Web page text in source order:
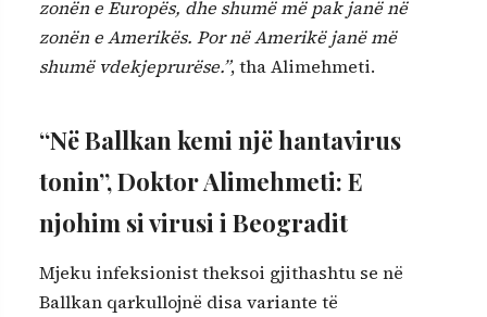
zonën e Europës, dhe shumë më pak janë në
zonën e Amerikës. Por në Amerikë janë më
shumë vdekjeprurëse.”, tha Alimehmeti.
“Në Ballkan kemi një hantavirus
tonin”, Doktor Alimehmeti: E
njohim si virusi i Beogradit
Mjeku infeksionist theksoi gjithashtu se në
Ballkan qarkullojnë disa variante të